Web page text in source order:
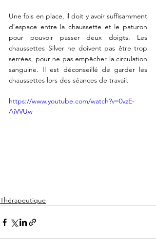
Une fois en place, il doit y avoir suffisamment
d'espace entre la chaussette et le paturon
pour pouvoir passer deux doigts. Les
chaussettes Silver ne doivent pas être trop
serrées, pour ne pas empêcher la circulation
sanguine. Il est déconseillé de garder les
chaussettes lors des séances de travail.
https://www.youtube.com/watch?v=0vzE-
AiVVUw
Thérapeutique